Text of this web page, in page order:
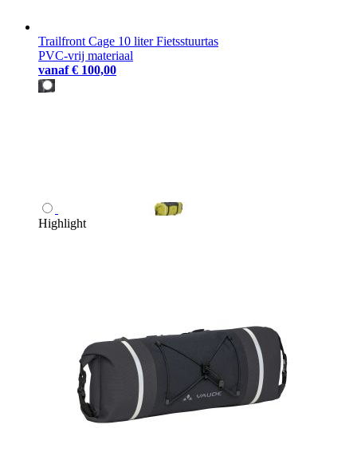
Trailfront Cage 10 liter Fietsstuurtas
PVC-vrij materiaal
vanaf € 100,00
Highlight